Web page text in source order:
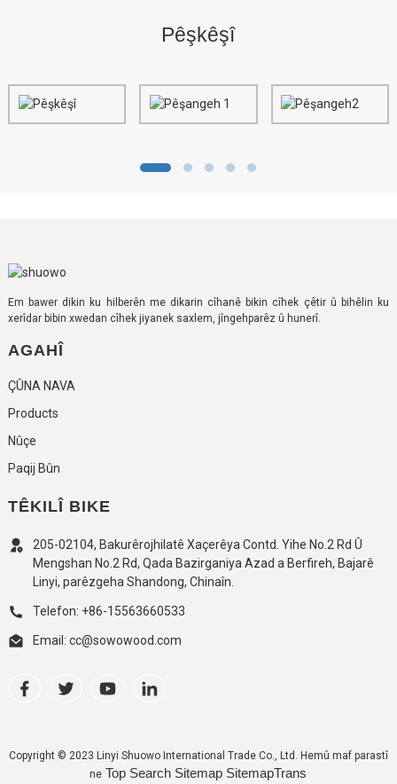
Pêşkêşî
Em bawer dikin ku hilberên me dikarin cîhanê bikin cîhek çêtir û bihêlin ku
xerîdar bibin xwedan cîhek jiyanek saxlem, jîngehparêz û hunerî.
AGAHÎ
ÇÛNA NAVA
Products
Nûçe
Paqij Bûn
TÊKILÎ BIKE
205-02104, Bakurêrojhilatê Xaçerêya Contd. Yihe No.2 Rd Û
Mengshan No.2 Rd, Qada Bazirganiya Azad a Berfireh, Bajarê
Linyi, parêzgeha Shandong, Chinaîn.
Telefon: +86-15563660533
Email: cc@sowowood.com
Copyright © 2023 Linyi Shuowo International Trade Co., Ltd. Hemû maf parastî
ne Top Search Sitemap SitemapTrans